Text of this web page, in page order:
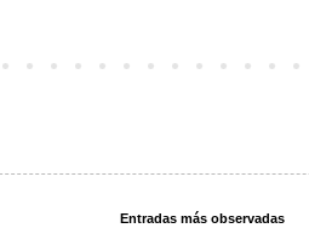
Entradas más observadas